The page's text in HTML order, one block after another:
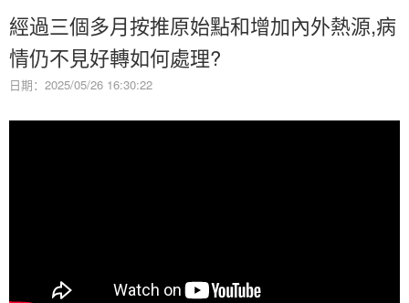
經過三個多月按推原始點和增加內外熱源,病
情仍不見好轉如何處理?
日期：2025/05/26 16:30:22